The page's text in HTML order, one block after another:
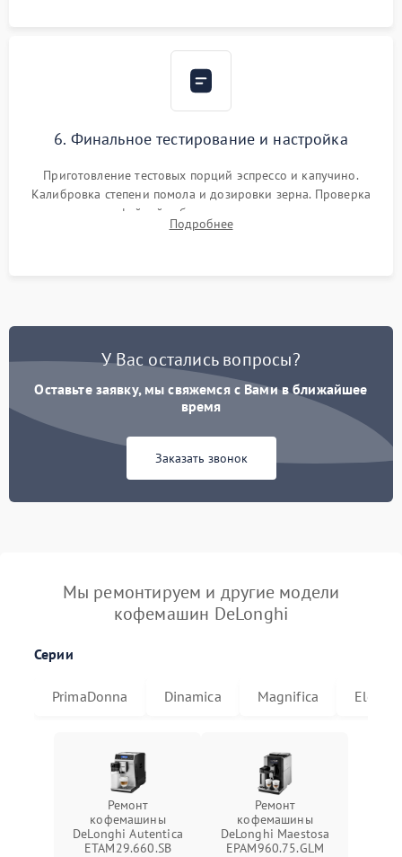
6. Финальное тестирование и настройка
Приготовление тестовых порций эспрессо и капучино.
Калибровка степени помола и дозировки зерна. Проверка
плотности кофейной таблетки, температуры напитка и
качества молочной пены. Контроль отсутствия посторонних
Подробнее
У Вас остались вопросы?
Оставьте заявку, мы свяжемся с Вами в ближайшее
время
Заказать звонок
Мы ремонтируем и другие модели
кофемашин DeLonghi
Серии
PrimaDonna Dinamica Magnifica Eletta
Ремонт
кофемашины
DeLonghi Autentica
ETAM29.660.SB
Ремонт
кофемашины
DeLonghi Maestosa
EPAM960.75.GLM